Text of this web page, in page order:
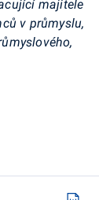
majitele
v průmyslu,